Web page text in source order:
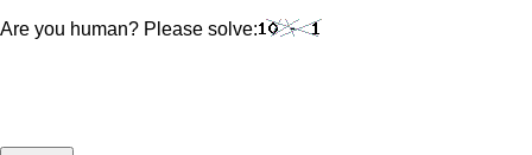
Are you human? Please solve: